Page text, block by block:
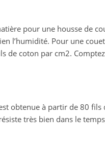
pour une housse de
l’humidité. Pour une
de coton par cm2.
obtenue à partir de 80 fils
très bien dans le